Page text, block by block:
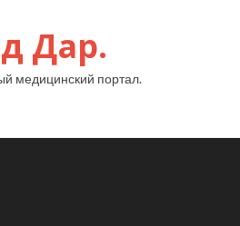
Дар.
медицинский портал.